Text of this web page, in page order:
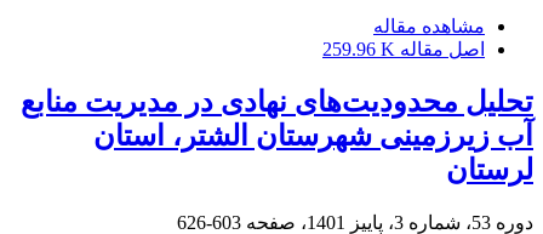
مشاهده مقاله
اصل مقاله 259.96 K
تحلیل محدودیت‌های نهادی در مدیریت منابع
آب زیرزمینی شهرستان الشتر، استان
لرستان
دوره 53، شماره 3، پاییز 1401، صفحه 603-626